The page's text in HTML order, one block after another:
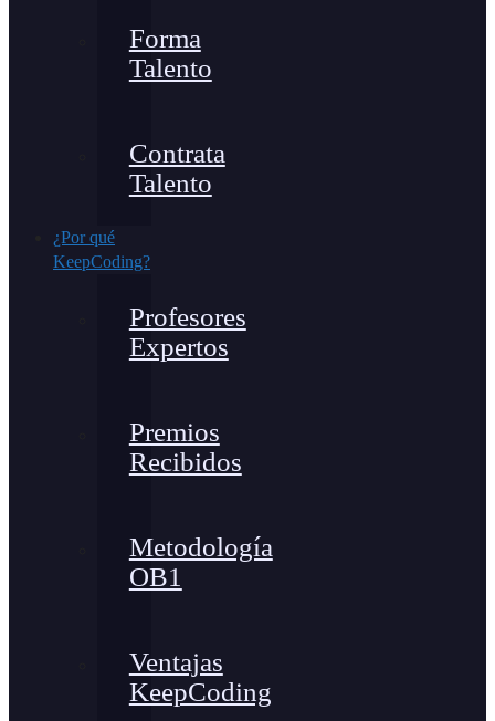
Forma
Talento
Contrata
Talento
¿Por qué
KeepCoding?
Profesores
Expertos
Premios
Recibidos
Metodología
OB1
Ventajas
KeepCoding